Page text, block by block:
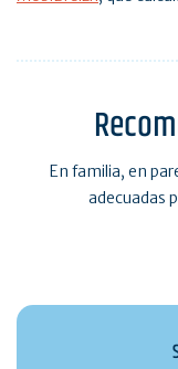
En familia, en
adecuadas